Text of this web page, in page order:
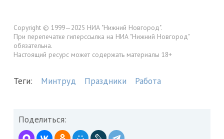
Copyright © 1999—2025 НИА "Нижний Новгород".
При перепечатке гиперссылка на НИА "Нижний Новгород"
обязательна.
Настоящий ресурс может содержать материалы 18+
Теги: Минтруд Праздники Работа
Поделиться: